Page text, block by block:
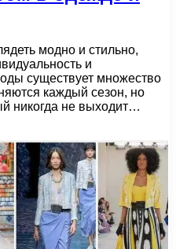
модно и стильно,
и
существует множество
каждый сезон, но
никогда не выходит…